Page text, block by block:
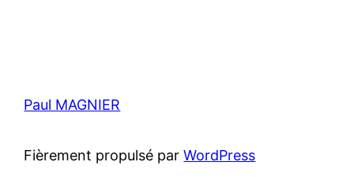
Paul MAGNIER
Fièrement propulsé parWordPress